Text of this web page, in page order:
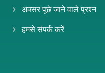
अक्सर पूछे जाने वाले प्रश्न
हमसे संपर्क करें